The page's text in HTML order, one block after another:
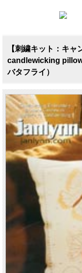
【刺繍キット：キ
candlewicking
バタフライ）